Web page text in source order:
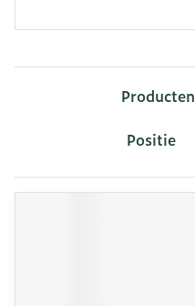
Producten
Sorteer op: